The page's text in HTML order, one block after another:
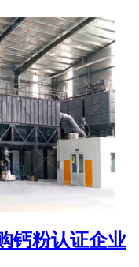
钙粉认证企业